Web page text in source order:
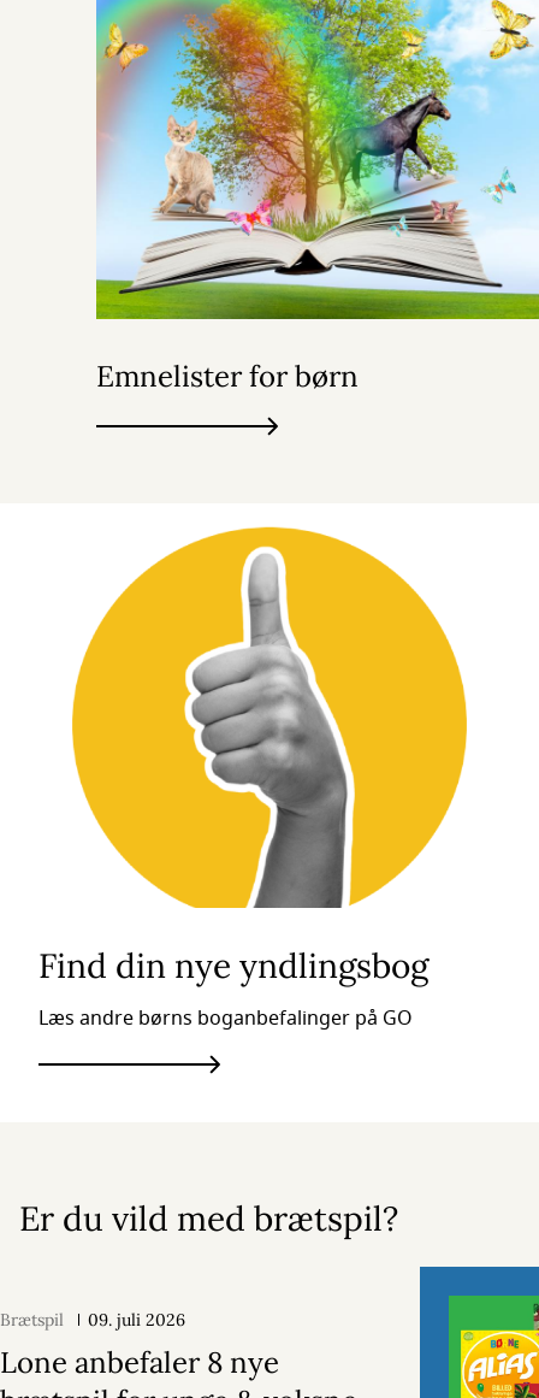
Emnelister for børn
Find din nye yndlingsbog
Læs andre børns boganbefalinger på GO
Er du vild med brætspil?
Brætspil 09. juli 2026
Lone anbefaler 8 nye